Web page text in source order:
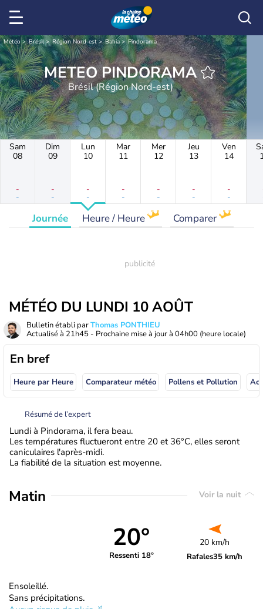
Météo Brésil Région Nord-est Bahia Pindorama
METEO PINDORAMA
Brésil (Région Nord-est)
Sam
08
-
-
Dim
09
-
-
Lun
10
-
-
Mar
11
-
-
Mer
12
-
-
Jeu
13
-
-
Ven
14
-
-
Journée Heure / Heure Comparer
MÉTÉO DU LUNDI 10 AOÛT
Bulletin établi parThomas PONTHIEU
Actualisé à 21h45 - Prochaine mise à jour à 04h00 (heure locale)
En bref
Heure par Heure Comparateur météo Pollens et Pollution
Résumé de l’expert
Lundi à Pindorama, il fera beau.
Les températures fluctueront entre 20 et 36°C, elles seront
caniculaires l'après-midi.
La fiabilité de la situation est moyenne.
Matin Voir la nuit
20°
Ressenti 18°
20 km/h
Rafales35 km/h
Ensoleillé.
Sans précipitations.